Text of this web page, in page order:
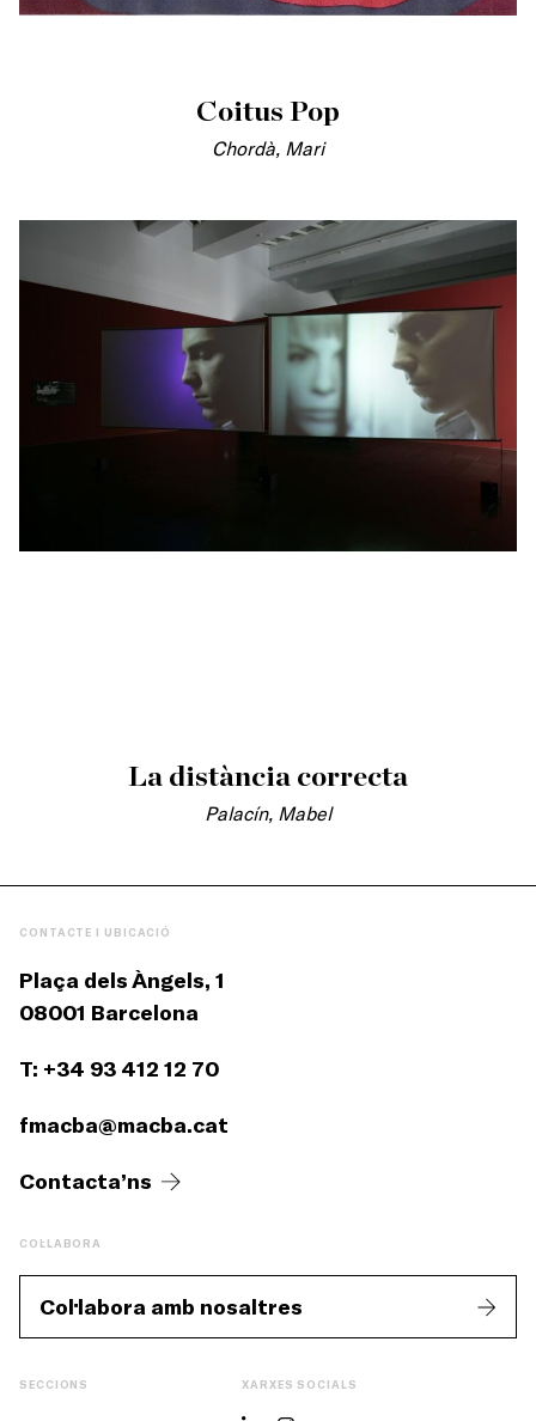
Coitus Pop
Chordà, Mari
La distància correcta
Palacín, Mabel
CONTACTE I UBICACIÓ
Plaça dels Àngels, 1
08001 Barcelona
T: +34 93 412 12 70
fmacba@macba.cat
Contacta’ns
COL·LABORA
Col·labora amb nosaltres
SECCIONS XARXES SOCIALS